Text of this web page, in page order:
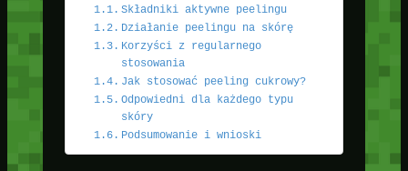
Składniki aktywne peelingu
Działanie peelingu na skórę
Korzyści z regularnego
stosowania
Jak stosować peeling cukrowy?
Odpowiedni dla każdego typu
skóry
Podsumowanie i wnioski